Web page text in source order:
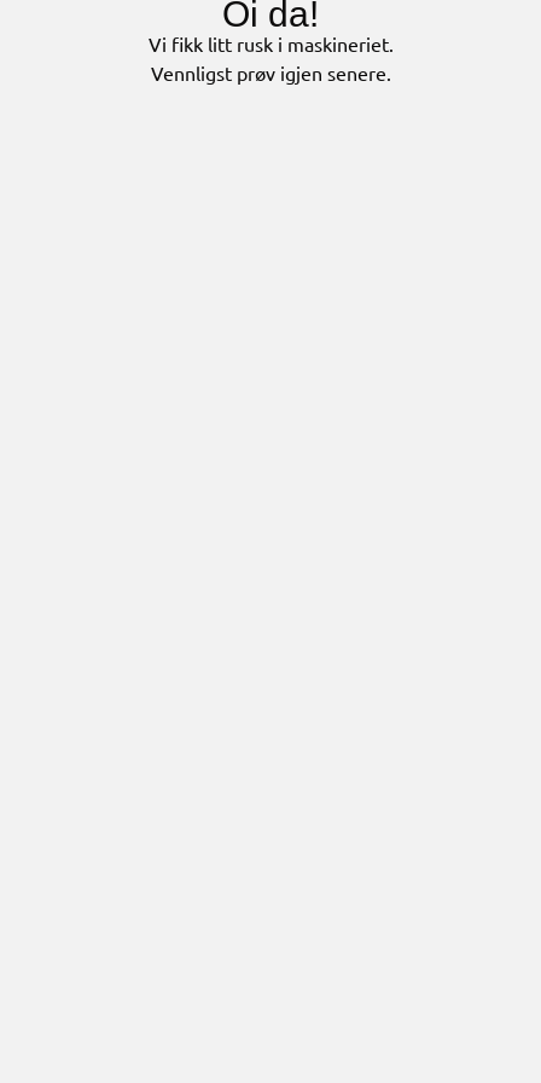
Oi da!
Vi fikk litt rusk i maskineriet.
Vennligst prøv igjen senere.